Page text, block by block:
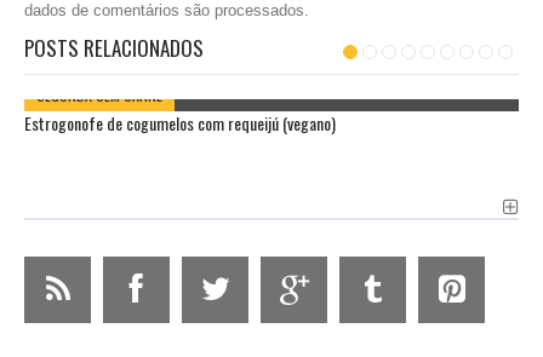
dados de comentários são processados.
POSTS RELACIONADOS
SEGUNDA SEM CARNE
Estrogonofe de cogumelos com requeijú (vegano)